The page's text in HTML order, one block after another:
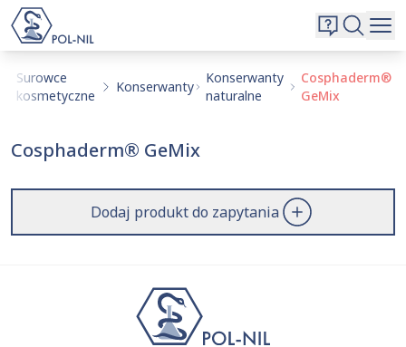
O nas
Kontakt
Surowce
kosmetyczne
Konserwanty
Konserwanty
naturalne
Cosphaderm®
GeMix
Cosphaderm® GeMix
Dodaj produkt do zapytania
Wybrane surowce i substancje
Aktualnie niczego nie dodałeś do zapytania.
Wyszukiwarka
Szukaj